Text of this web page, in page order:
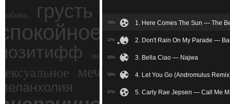
грусть
ностальгия
зимний экстрим
мечтательное
79% 1. Here Comes The Sun — The
47% 2. Don't Rain On My Parade —
50% 3. Bella Ciao — Najwa
50% 4. Let You Go (Andromulus
87% 5. Carly Rae Jepsen — Call Me